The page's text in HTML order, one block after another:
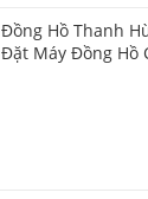
Đồng Hồ Thanh
Đặt Máy Đồng Hồ